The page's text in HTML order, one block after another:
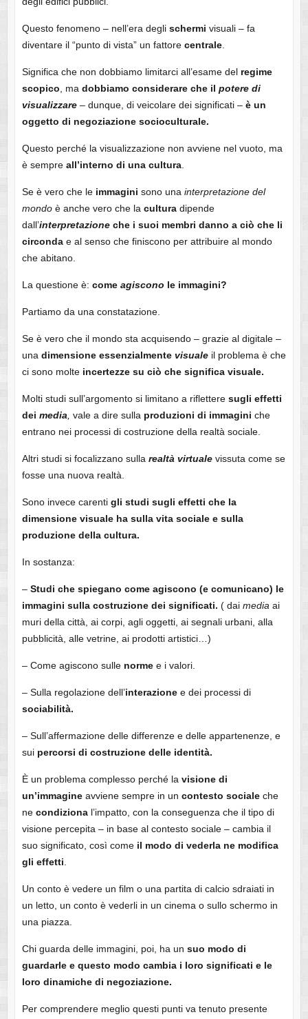
Questo fenomeno – nell’era degli schermi visuali – fa
diventare il “punto di vista” un fattore centrale.
Significa che non dobbiamo limitarci all’esame del regime
scopico, ma dobbiamo considerare che il potere di
visualizzare – dunque, di veicolare dei significati –è un
oggetto di negoziazione socioculturale.
Questo perché la visualizzazione non avviene nel vuoto, ma
è sempre all’interno di una cultura.
Se è vero che le immagini sono una interpretazione del
mondoè anche vero che la culturadipende
dall’interpretazioneche i suoi membri danno a ciò che li
circondae al senso che finiscono per attribuire al mondo
che abitano.
La questione è: come agiscono le immagini?
Partiamo da una constatazione.
Se è vero che il mondo sta acquisendo – grazie al digitale –
una dimensione essenzialmente visualeil problema è che
ci sono molte incertezze su ciò che significa visuale.
Molti studi sull’argomento si limitano a riflettere sugli effetti
dei media, vale a dire sulla produzioni di immagini che
entrano nei processi di costruzione della realtà sociale.
Altri studi si focalizzano sulla realtà virtualevissuta come se
fosse una nuova realtà.
Sono invece carenti gli studi sugli effetti che la
dimensione visuale ha sulla vita sociale e sulla
produzione della cultura.
In sostanza:
– Studi che spiegano come agiscono (e comunicano) le
immagini sulla costruzione dei significati. ( dai media ai
muri della città, ai corpi, agli oggetti, ai segnali urbani, alla
pubblicità, alle vetrine, ai prodotti artistici…)
– Come agiscono sulle normee i valori.
– Sulla regolazione dell’interazionee dei processi di
sociabilità.
– Sull’affermazione delle differenze e delle appartenenze, e
sui percorsi di costruzione delle identità.
È un problema complesso perché la visione di
un’immagineavviene sempre in un contesto socialeche
ne condizional’impatto, con la conseguenza che il tipo di
visione percepita – in base al contesto sociale – cambia il
suo significato, così come il modo di vederla ne modifica
gli effetti.
Un conto è vedere un film o una partita di calcio sdraiati in
un letto, un conto è vederli in un cinema o sullo schermo in
una piazza.
Chi guarda delle immagini, poi, ha un suo modo di
guardarle e questo modo cambia i loro significati e le
loro dinamiche di negoziazione.
Per comprendere meglio questi punti va tenuto presente